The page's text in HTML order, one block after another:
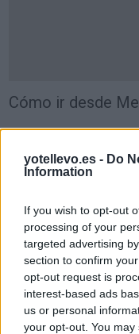
yotellevo.es - Do
Information
If you wish to opt-out
processing of your
targeted advertising
section to confirm
opt-out request is
interest-based ads
us or personal
your opt-out. You
Cómo ir desde